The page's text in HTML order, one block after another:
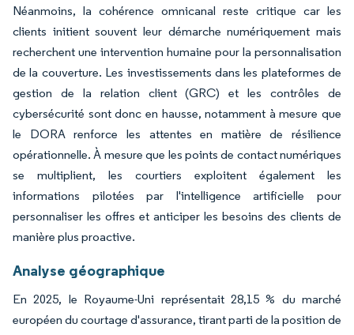
Néanmoins, la cohérence omnicanal reste critique car les
clients initient souvent leur démarche numériquement mais
recherchent une intervention humaine pour la personnalisation
de la couverture. Les investissements dans les plateformes de
gestion de la relation client (GRC) et les contrôles de
cybersécurité sont donc en hausse, notamment à mesure que
le DORA renforce les attentes en matière de résilience
opérationnelle. À mesure que les points de contact numériques
se multiplient, les courtiers exploitent également les
informations pilotées par l'intelligence artificielle pour
personnaliser les offres et anticiper les besoins des clients de
manière plus proactive.
Analyse géographique
En 2025, le Royaume-Uni représentait 28,15 % du marché
européen du courtage d'assurance, tirant parti de la position de